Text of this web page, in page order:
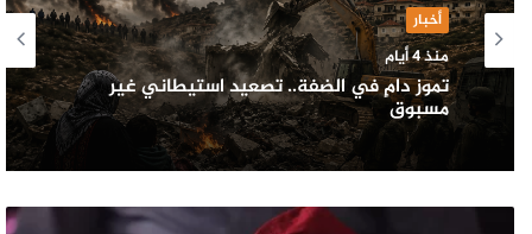
أخبار
منذ 4 أيام
تموز دامٍ في الضفة.. تصعيد استيطاني غير
مسبوق